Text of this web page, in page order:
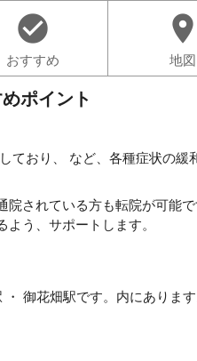
check_circle
おすすめ
location_on
地図
ポイント
ており、 など、各種症状の緩
院されている方も転院が可能
う、サポートします。
御花畑駅です。内にあります